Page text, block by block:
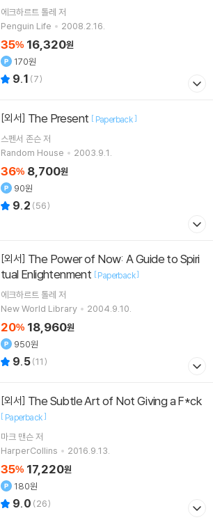
에크하르트 톨레 저
Penguin Life
2008.2.16.
35% 16,320원
170원
9.1 (7)
[외서] The Present [ Paperback]
스펜서 존슨저
Random House
2003.9.1.
36% 8,700원
90원
9.2 (56)
[외서]
tual Enlightenment [Paperback]
에크하르트 톨레 저
New World Library
2004.9.10.
20% 18,960원
950원
9.5(11)
[외서] The Subtle Art of Not Giving a F*ck
[ Paperback]
마크 맨슨저
HarperCollins
2016.9.13.
35% 17,220원
180원
9.0 (26)